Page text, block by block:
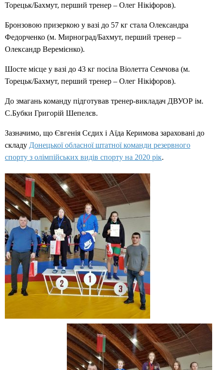
Торецьк/Бахмут, перший тренер – Олег Нікіфоров).
Бронзовою призеркою у вазі до 57 кг стала Олександра
Федорченко (м. Мирноград/Бахмут, перший тренер –
Олександр Веремієнко).
Шосте місце у вазі до 43 кг посіла Віолетта Семчова (м.
Торецьк/Бахмут, перший тренер – Олег Нікіфоров).
До змагань команду підготував тренер-викладач ДВУОР ім.
С.Бубки Григорій Шепелєв.
Зазначимо, що Євгенія Сєдих і Аїда Керимова зараховані до
складу Донецької обласної штатної команди резервного
спорту з олімпійських видів спорту на 2020 рік.